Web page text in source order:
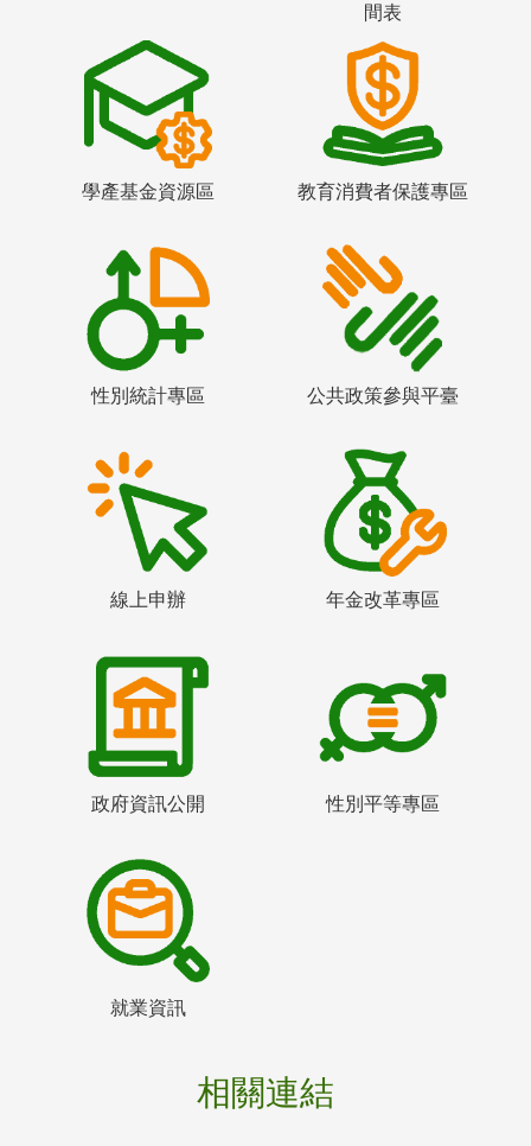
間表
學產基金資源區 教育消費者保護專區
性別統計專區 公共政策參與平臺
線上申辦 年金改革專區
政府資訊公開 性別平等專區
就業資訊
相關連結